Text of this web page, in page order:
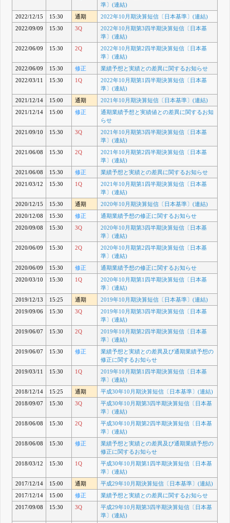
準〕(連結)
2022/12/15
15:30 通期
2022年10月期決算短信〔日本基準〕(連結)
2022/09/09
15:30 3Q
2022年10月期第3四半期決算短信〔日本基
準〕(連結)
2022/06/09
15:30 2Q
2022年10月期第2四半期決算短信〔日本基
準〕(連結)
2022/06/09
15:30 修正
業績予想と実績との差異に関するお知らせ
2022/03/11
15:30 1Q
2022年10月期第1四半期決算短信〔日本基
準〕(連結)
2021/12/14
15:00 通期
2021年10月期決算短信〔日本基準〕(連結)
2021/12/14
15:00 修正
通期業績予想と実績値との差異に関するお知
らせ
2021/09/10
15:30 3Q
2021年10月期第3四半期決算短信〔日本基
準〕(連結)
2021/06/08
15:30 2Q
2021年10月期第2四半期決算短信〔日本基
準〕(連結)
2021/06/08
15:30 修正
業績予想と実績との差異に関するお知らせ
2021/03/12
15:30 1Q
2021年10月期第1四半期決算短信〔日本基
準〕(連結)
2020/12/15
15:30 通期
2020年10月期決算短信〔日本基準〕(連結)
2020/12/08
15:30 修正
通期業績予想の修正に関するお知らせ
2020/09/08
15:30 3Q
2020年10月期第3四半期決算短信〔日本基
準〕(連結)
2020/06/09
15:30 2Q
2020年10月期第2四半期決算短信〔日本基
準〕(連結)
2020/06/09
15:30 修正
通期業績予想の修正に関するお知らせ
2020/03/10
15:30 1Q
2020年10月期第1四半期決算短信〔日本基
準〕(連結)
2019/12/13
15:25 通期
2019年10月期決算短信〔日本基準〕(連結)
2019/09/06
15:30 3Q
2019年10月期第3四半期決算短信〔日本基
準〕(連結)
2019/06/07
15:30 2Q
2019年10月期第2四半期決算短信〔日本基
準〕(連結)
2019/06/07
15:30 修正
業績予想と実績との差異及び通期業績予想の
修正に関するお知らせ
2019/03/11
15:30 1Q
2019年10月期第1四半期決算短信〔日本基
準〕(連結)
2018/12/14
15:25 通期
平成30年10月期決算短信〔日本基準〕(連結)
2018/09/07
15:30 3Q
平成30年10月期第3四半期決算短信〔日本基
準〕(連結)
2018/06/08
15:30 2Q
平成30年10月期第2四半期決算短信〔日本基
準〕(連結)
2018/06/08
15:30 修正
業績予想と実績との差異及び通期業績予想の
修正に関するお知らせ
2018/03/12
15:30 1Q
平成30年10月期第1四半期決算短信〔日本基
準〕(連結)
2017/12/14
15:00 通期
平成29年10月期決算短信〔日本基準〕(連結)
2017/12/14
15:00 修正
業績予想と実績との差異に関するお知らせ
2017/09/08
15:30 3Q
平成29年10月期第3四半期決算短信〔日本基
準〕(連結)